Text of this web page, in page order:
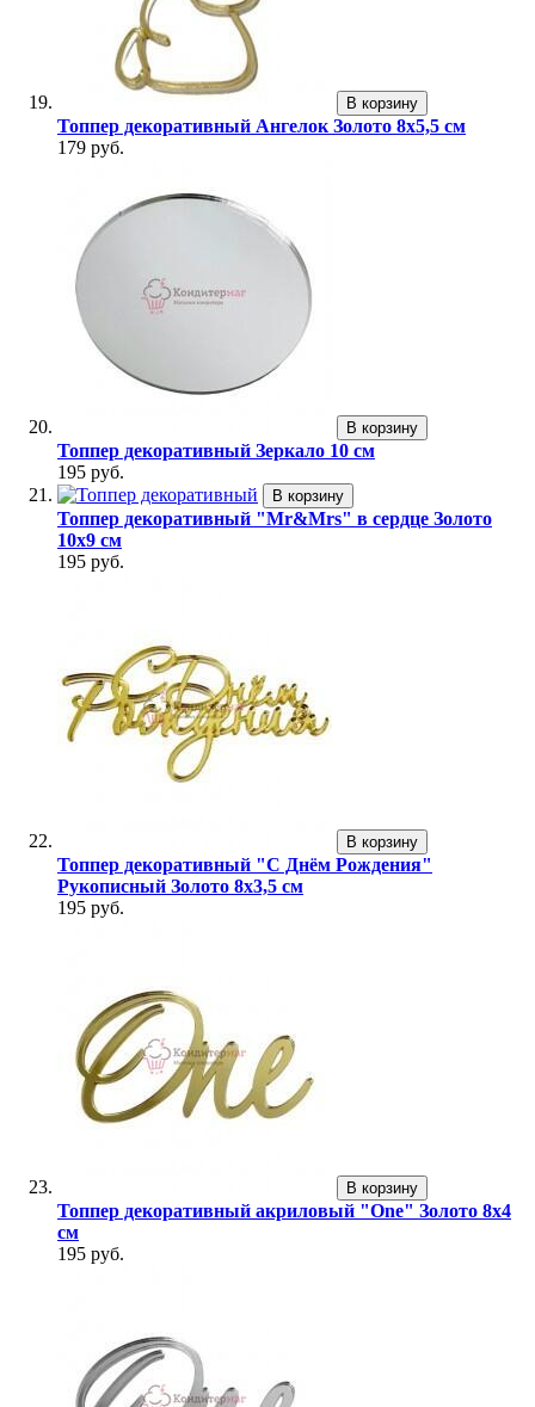
В корзину
Топпер декоративный Ангелок Золото 8х5,5 см
179 руб.
В корзину
Топпер декоративный Зеркало 10 см
195 руб.
В корзину
Топпер декоративный "Mr&Mrs" в сердце Золото
10х9 см
195 руб.
В корзину
Топпер декоративный "С Днём Рождения"
Рукописный Золото 8х3,5 см
195 руб.
В корзину
Топпер декоративный акриловый "One" Золото 8х4
см
195 руб.